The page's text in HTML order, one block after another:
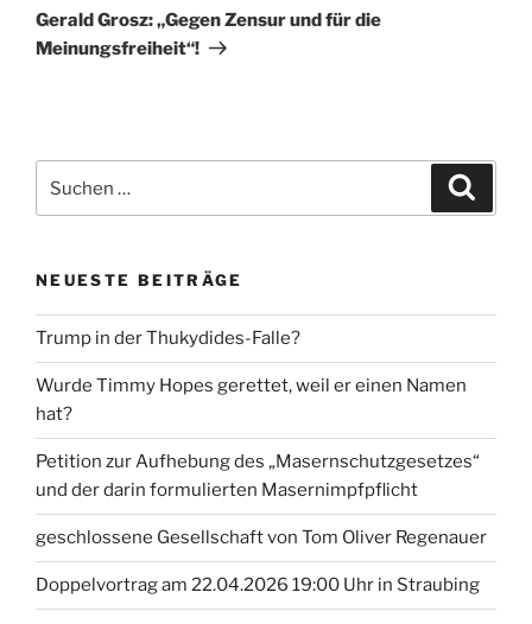
Beitrag
Gerald Grosz: „Gegen Zensur und für die
Meinungsfreiheit“!
nach:
NEUESTE BEITRÄGE
Trump in der Thukydides-Falle?
Wurde Timmy Hopes gerettet, weil er einen Namen
hat?
Petition zur Aufhebung des „Masernschutzgesetzes“
und der darin formulierten Masernimpfpflicht
geschlossene Gesellschaft von Tom Oliver Regenauer
Doppelvortrag am 22.04.2026 19:00 Uhr in Straubing